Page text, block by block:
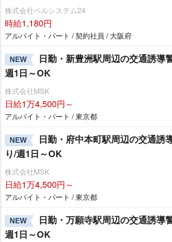
株式会社ベルシステム24
時給1,180円
アルバイト・パート / 契約社員 / 大阪府
NEW
日勤・新豊洲駅周辺の交通誘導
週1日～OK
株式会社MSK
日給1万4,500円～
アルバイト・パート / 東京都
NEW
日勤・府中本町駅周辺の交通誘
り/週1日～OK
株式会社MSK
日給1万4,500円～
アルバイト・パート / 東京都
NEW
日勤・万願寺駅周辺の交通誘導
週1日～OK